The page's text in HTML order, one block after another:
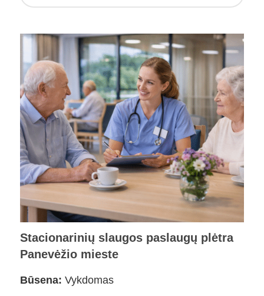
Stacionarinių slaugos paslaugų plėtra
Panevėžio mieste
Būsena: Vykdomas